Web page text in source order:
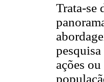
Trata-se
ações